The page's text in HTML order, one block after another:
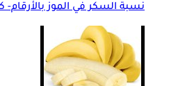
نسبة السكر في الموز بالأرقام-